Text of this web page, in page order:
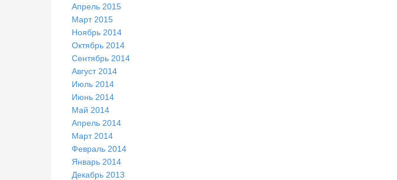
Апрель 2015
Март 2015
Ноябрь 2014
Октябрь 2014
Сентябрь 2014
Август 2014
Июль 2014
Июнь 2014
Май 2014
Апрель 2014
Март 2014
Февраль 2014
Январь 2014
Декабрь 2013